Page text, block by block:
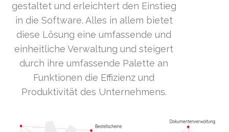
gestaltet und erleichtert den Einstieg
in die Software. Alles in allem bietet
diese Lösung eine umfassende und
einheitliche Verwaltung und steigert
durch ihre umfassende Palette an
Funktionen die Effizienz und
Produktivität des Unternehmens.